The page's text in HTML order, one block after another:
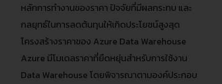
หลักการทำงานของราคา ปัจจัยที่มีผลกระทบ และ
กลยุทธ์ในการลดต้นทุนให้เกิดประโยชน์สูงสุด
โครงสร้างราคาของ Azure Data Warehouse
Azure มีโมเดลราคาที่ยืดหยุ่นสำหรับการใช้งาน
Data Warehouse โดยพิจารณาตามองค์ประกอบ